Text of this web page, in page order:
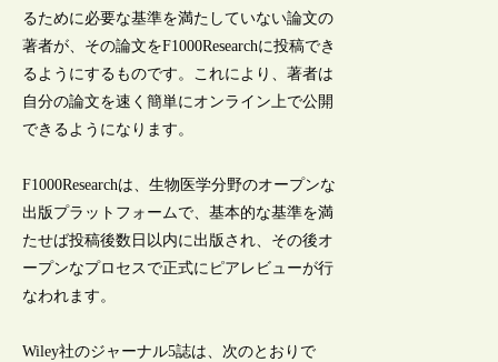
るために必要な基準を満たしていない論文の
著者が、その論文をF1000Researchに投稿でき
るようにするものです。これにより、著者は
自分の論文を速く簡単にオンライン上で公開
できるようになります。
F1000Researchは、生物医学分野のオープンな
出版プラットフォームで、基本的な基準を満
たせば投稿後数日以内に出版され、その後オ
ープンなプロセスで正式にピアレビューが行
なわれます。
Wiley社のジャーナル5誌は、次のとおりで